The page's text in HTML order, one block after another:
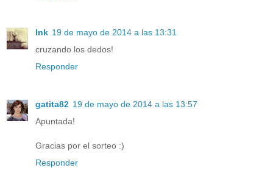
Ink 19 de mayo de 2014 a las 13:31
cruzando los dedos!
Responder
gatita82 19 de mayo de 2014 a las 13:57
Apuntada!
Gracias por el sorteo :)
Responder